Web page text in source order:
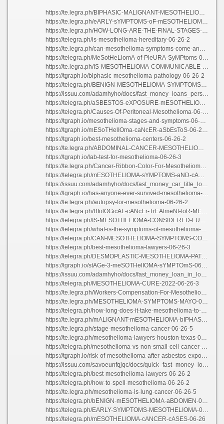
https://te.legra.ph/BIPHASIC-MALIGNANT-MESOTHELIOMA-06-26-2
https://te.legra.ph/eARLY-sYMPTOMS-oF-mESOTHELIOMA-cANCER-06-26-4
https://te.legra.ph/HOW-LONG-ARE-THE-FINAL-STAGES-OF-MESOTHELIOMA-06-26-2
https://telegra.ph/is-mesothelioma-hereditary-06-26-2
https://te.legra.ph/can-mesothelioma-symptoms-come-and-go-06-26-2
https://telegra.ph/MeSotHeLiomA-of-PleURA-SyMPtoms-06-26-4
https://te.legra.ph/IS-MESOTHELIOMA-COMMUNICABLE-06-26-2
https://tgraph.io/biphasic-mesothelioma-pathology-06-26-2
https://telegra.ph/BENIGN-MESOTHELIOMA-SYMPTOMS-06-26
https://issuu.com/adamhyho/docs/fast_money_loans_personal_loans
https://telegra.ph/aSBESTOS-eXPOSURE-mESOTHELIOMA-06-26-5
https://telegra.ph/Causes-Of-Peritoneal-Mesothelioma-06-26-4
https://tgraph.io/mesothelioma-stages-and-symptoms-06-26-3
https://tgraph.io/mESoTHelIOma-caNcER-aSbEsToS-06-26-4
https://tgraph.io/best-mesothelioma-centers-06-26-2
https://te.legra.ph/ABDOMINAL-CANCER-MESOTHELIOMA-ASBESTOS-06-26-3
https://tgraph.io/lab-test-for-mesothelioma-06-26-3
https://te.legra.ph/Cancer-Ribbon-Color-For-Mesothelioma-06-26-2
https://telegra.ph/mESOTHELIOMA-sYMPTOMS-aND-cAUSES-06-26-4
https://issuu.com/adamhyho/docs/fast_money_car_title_loans
https://tgraph.io/has-anyone-ever-survived-mesothelioma-06-26-4
https://te.legra.ph/autopsy-for-mesothelioma-06-26-2
https://te.legra.ph/BIolOGicAL-cANcEr-TrEAtmeNt-foR-MEsoThELiOmA-06-26-2
https://telegra.ph/IS-MESOTHELIOMA-CONSIDERED-LUNG-CANCER-06-26-3
https://telegra.ph/what-is-the-symptoms-of-mesothelioma-06-26-2
https://telegra.ph/CAN-MESOTHELIOMA-SYMPTOMS-COME-AND-GO-06-26-2
https://telegra.ph/best-mesothelioma-lawyers-06-26-3
https://telegra.ph/DESMOPLASTIC-MESOTHELIOMA-PATHOLOGY-06-26-2
https://tgraph.io/stAGe-3-meSOTHelIOMA-sYMPTOmS-06-26-5
https://issuu.com/adamhyho/docs/fast_money_loan_in_long_beach
https://telegra.ph/MESOTHELIOMA-CURE-2022-06-26-3
https://te.legra.ph/Workers-Compensation-For-Mesothelioma-06-26-2
https://te.legra.ph/MESOTHELIOMA-SYMPTOMS-MAYO-06-26-3
https://telegra.ph/how-long-does-it-take-mesothelioma-to-develop-06-26-4
https://te.legra.ph/mALIGNANT-mESOTHELIOMA-bIPHASIC-tYPE-06-26-3
https://te.legra.ph/stage-mesothelioma-cancer-06-26-5
https://te.legra.ph/mesothelioma-lawyers-houston-texas-06-26-5
https://telegra.ph/mesothelioma-vs-non-small-cell-cancer-06-26-5
https://tgraph.io/risk-of-mesothelioma-after-asbestos-exposure-06-26-6
https://issuu.com/savoeunfqjqc/docs/quick_fast_money_loans
https://telegra.ph/best-mesothelioma-lawyers-06-26-2
https://telegra.ph/how-to-spell-mesothelioma-06-26-2
https://te.legra.ph/mesothelioma-is-lung-cancer-06-26-5
https://telegra.ph/bENIGN-mESOTHELIOMA-aBDOMEN-06-26-4
https://telegra.ph/EARLY-SYMPTOMS-MESOTHELIOMA-06-26
https://telegra.ph/mESOTHELIOMA-cANCER-cASES-06-26